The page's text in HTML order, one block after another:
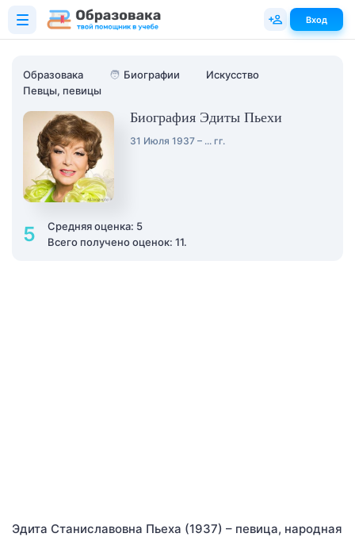
Образовака 🧑 Биографии
Искусство
Певцы, певицы
Биография Эдиты Пьехи
31 Июля 1937 – ... гг.
5
Средняя оценка: 5
Всего получено оценок: 11.
Эдита Станиславовна Пьеха (1937) – певица, народная
Вход